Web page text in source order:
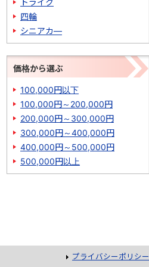
四輪
シニアカ―
価格から選ぶ
100,000円以下
100,000円～200,000円
200,000円～300,000円
300,000円～400,000円
400,000円～500,000円
500,000円以上
プライバシーポリシー